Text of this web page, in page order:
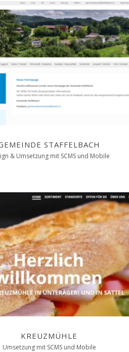
STAFFELBACH
& Umsetzung mit SCMS und Mobile
KREUZMÜHLE
Umsetzung mit SCMS und Mobile